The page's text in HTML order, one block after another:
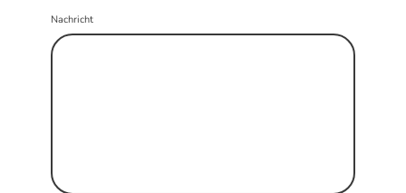
Nachricht